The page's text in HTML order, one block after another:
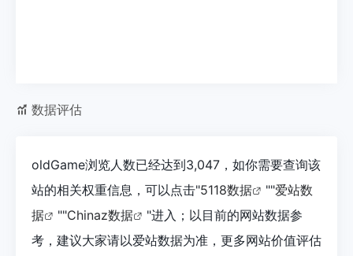
数据评估
oldGame浏览人数已经达到3,047，如你需要查询该
站的相关权重信息，可以点击"5118数据 ""爱站数
据
""Chinaz数据
"进入；以目前的网站数据参
考，建议大家请以爱站数据为准，更多网站价值评估